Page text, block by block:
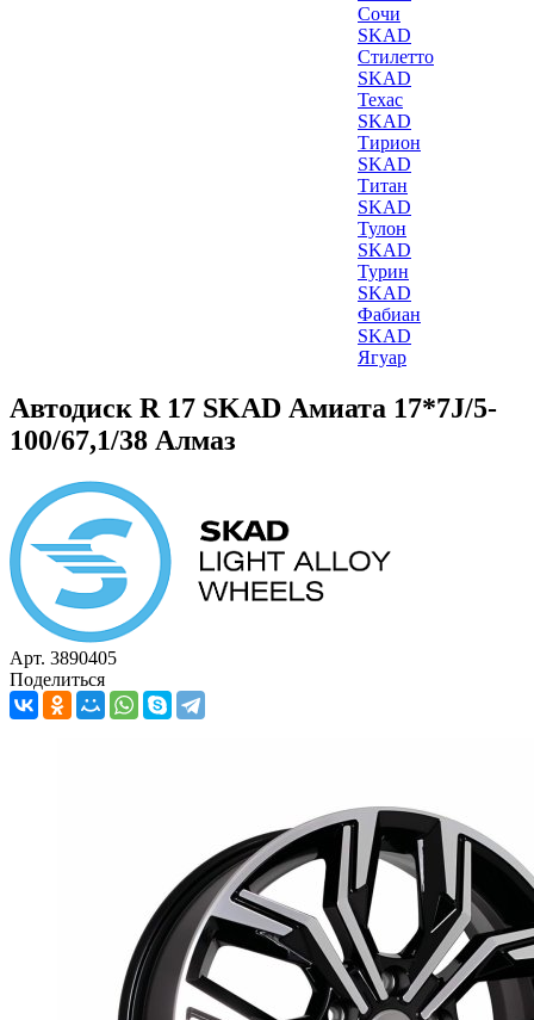
Сочи
SKAD
Стилетто
SKAD
Техас
SKAD
Тирион
SKAD
Титан
SKAD
Тулон
SKAD
Турин
SKAD
Фабиан
SKAD
Ягуар
Автодиск R 17 SKAD Амиата 17*7J/5-
100/67,1/38 Алмаз
Арт. 3890405
Поделиться